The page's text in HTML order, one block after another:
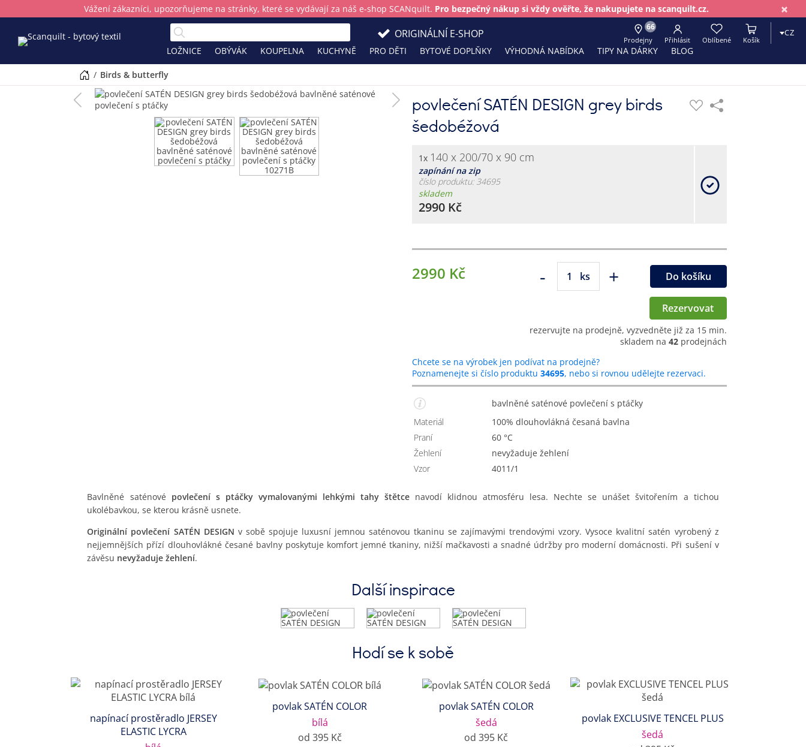
×
Vážení zákazníci, upozorňujeme na stránky, které se vydávají za náš e-shop SCANquilt. Pro bezpečný nákup si vždy ověřte, že nakupujete na scanquilt.cz.
LOŽNICE OBÝVÁK KOUPELNA KUCHYNĚ PRO DĚTI BYTOVÉ DOPLŇKY VÝHODNÁ NABÍDKA TIPY NA DÁRKY BLOG
66
Prodejny Přihlásit Oblíbené Košík
CZ
ORIGINÁLNÍ E-SHOP
/ birds & butterfly
povlečení SATÉN DESIGN grey birds
šedobéžová
1x 140 x 200/70 x 90 cm
zapínání na zip
číslo produktu: 34695
skladem
2990 Kč
2990 Kč - ks + Do košíku
Rezervovat
rezervujte na prodejně, vyzvedněte již za 15 min.
skladem na 42 prodejnách
Chcete se na výrobek jen podívat na prodejně?
Poznamenejte si číslo produktu 34695, nebo si rovnou udělejte rezervaci.
bavlněné saténové povlečení s ptáčky
Materiál
100% dlouhovlákná česaná bavlna
Praní
60 °C
Žehlení
nevyžaduje žehlení
Vzor
4011/1
Bavlněné saténové povlečení s ptáčky vymalovanými lehkými tahy štětcenavodí klidnou atmosféru lesa. Nechte se unášet švitořením a tichou
ukolébavkou, se kterou krásně usnete.
Originální povlečení SATÉN DESIGN v sobě spojuje luxusní jemnou saténovou tkaninu se zajímavými trendovými vzory. Vysoce kvalitní satén vyrobený z
nejjemnějších přízí dlouhovlákné česané bavlny poskytuje komfort jemné tkaniny, nižší mačkavosti a snadné údržby pro moderní domácnosti. Při sušení v
závěsu nevyžaduje žehlení.
Další inspirace
Hodí se k sobě
napínací prostěradlo JERSEY
ELASTIC LYCRA
povlak SATÉN COLOR
bílá
od 395 Kč
povlak SATÉN COLOR
šedá
od 395 Kč
povlak EXCLUSIVE TENCEL PLUS
šedá